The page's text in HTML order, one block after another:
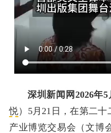
深圳新闻网2026年5
悦）5月21日，在第二
产业博览交易会（文博